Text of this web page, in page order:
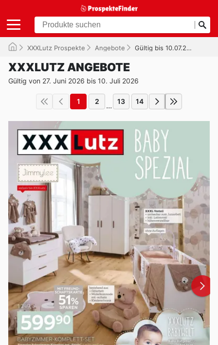
XXXLutz Prospekte Angebote Gültig bis 10.07.2026
XXXLUTZ ANGEBOTE
Gültig von 27. Juni 2026 bis 10. Juli 2026
1 2 ... 13 14